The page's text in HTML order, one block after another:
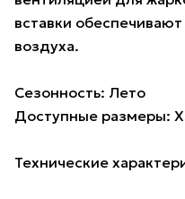
вставки
воздуха.
Сезонность: Лето
Доступные размеры:
Технические